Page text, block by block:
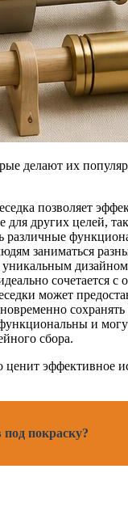
делают их
позволяет
других целей,
различные
заниматься
может
и
сбора.
эффективное
покраску?